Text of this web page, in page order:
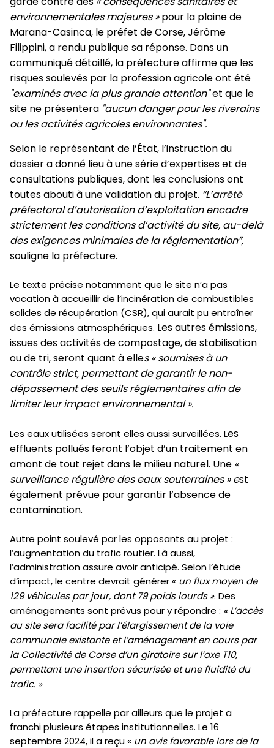
environnementales majeures »pour la plaine de
Marana-Casinca, le préfet de Corse, Jérôme
Filippini, a rendu publique sa réponse. Dans un
communiqué détaillé, la préfecture affirme que les
risques soulevés par la profession agricole ont été
"examinés avec la plus grande attention"et que le
site ne présentera "aucun danger pour les riverains
ou les activités agricoles environnantes".
Selon le représentant de l’État, l’instruction du
dossier a donné lieu à une série d’expertises et de
consultations publiques, dont les conclusions ont
toutes abouti à une validation du projet. “L’arrêté
préfectoral d’autorisation d’exploitation encadre
strictement les conditions d’activité du site, au-delà
des exigences minimales de la réglementation”,
souligne la préfecture.
Le texte précise notamment que le site n’a pas
vocation à accueillir de l’incinération de combustibles
solides de récupération (CSR), qui aurait pu entraîner
des émissions atmosphériques. Les autres émissions,
issues des activités de compostage, de stabilisation
ou de tri, seront quant à elles « soumises à un
contrôle strict, permettant de garantir le non-
dépassement des seuils réglementaires afin de
limiter leur impact environnemental ».
Les eaux utilisées seront elles aussi surveillées. Les
effluents pollués feront l’objet d’un traitement en
amont de tout rejet dans le milieu naturel. Une «
surveillance régulière des eaux souterraines » est
également prévue pour garantir l’absence de
contamination.
Autre point soulevé par les opposants au projet :
l’augmentation du trafic routier. Là aussi,
l’administration assure avoir anticipé. Selon l’étude
d’impact, le centre devrait générer « un flux moyen de
129 véhicules par jour, dont 79 poids lourds ». Des
aménagements sont prévus pour y répondre : « L’accès
au site sera facilité par l’élargissement de la voie
communale existante et l’aménagement en cours par
la Collectivité de Corse d’un giratoire sur l’axe T10,
permettant une insertion sécurisée et une fluidité du
trafic. »
La préfecture rappelle par ailleurs que le projet a
franchi plusieurs étapes institutionnelles. Le 16
septembre 2024, il a reçu « un avis favorable lors de la